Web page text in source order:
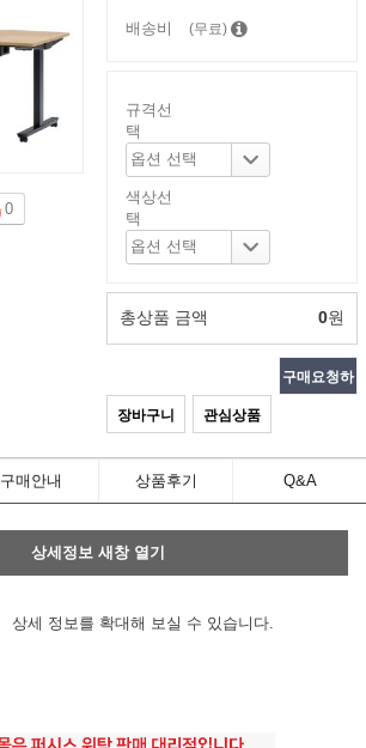
0
배송비 (무료)
규격선
택
색상선
택
총상품 금액 0원
장바구니 관심상품
구매요청하
구매안내 상품후기 Q&A
상세정보 새창 열기
상세 정보를 확대해 보실 수 있습니다.